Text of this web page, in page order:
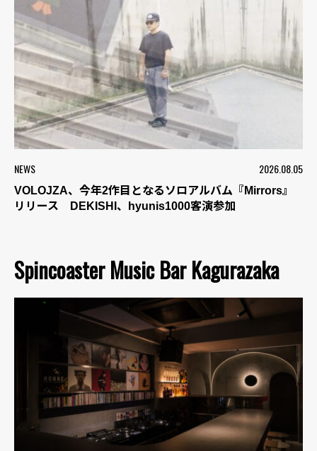
NEWS 2026.08.05
VOLOJZA、今年2作目となるソロアルバム『Mirrors』
リリース DEKISHI、hyunis1000客演参加
Spincoaster Music Bar Kagurazaka